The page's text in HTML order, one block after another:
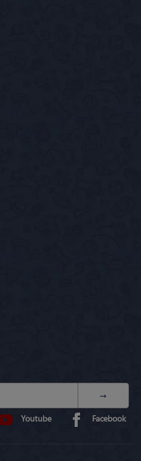
Youtube Facebook